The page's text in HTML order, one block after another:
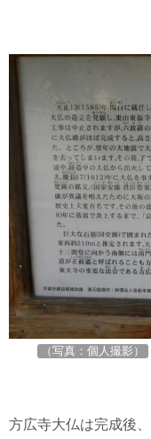
（写真：個人撮影）
方広寺大仏は完成後